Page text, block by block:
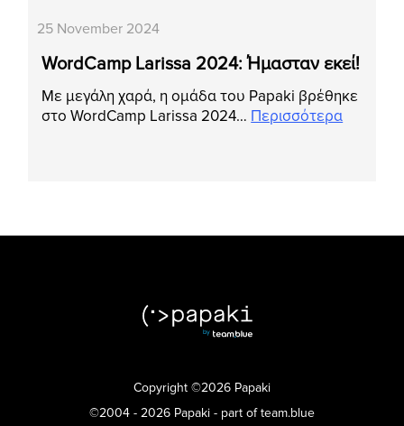
25 November 2024
WordCamp Larissa 2024: Ήμασταν εκεί!
Με μεγάλη χαρά, η ομάδα του Papaki βρέθηκε
στο WordCamp Larissa 2024… Περισσότερα
Copyright ©2026 Papaki
©2004 - 2026 Papaki - part of team.blue